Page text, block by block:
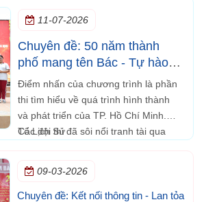
11-07-2026
Chuyên đề: 50 năm thành
phố mang tên Bác - Tự hào
truyền thống, vững bước
tương lai
Điểm nhấn của chương trình là phần
thi tìm hiểu về quá trình hình thành
và phát triển của TP. Hồ Chí Minh.
Các đội thi đã sôi nổi tranh tài qua
thành phố.
Tổ Lịch Sử
09-03-2026
Chuyên đề: Kết nối thông tin - Lan tỏa